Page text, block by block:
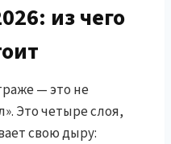
из чего
— это не
Это четыре слоя,
свою дыру: